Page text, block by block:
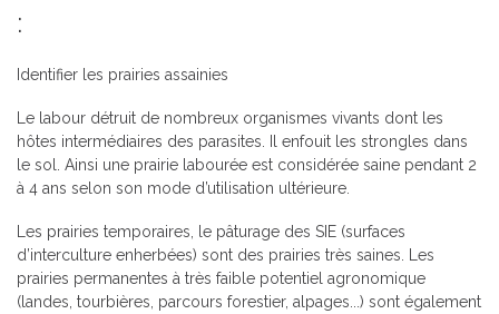
:
Identifier les prairies assainies
Le labour détruit de nombreux organismes vivants dont les
hôtes intermédiaires des parasites. Il enfouit les strongles dans
le sol. Ainsi une prairie labourée est considérée saine pendant 2
à 4 ans selon son mode d’utilisation ultérieure.
Les prairies temporaires, le pâturage des SIE (surfaces
d’interculture enherbées) sont des prairies très saines. Les
prairies permanentes à très faible potentiel agronomique
(landes, tourbières, parcours forestier, alpages...) sont également